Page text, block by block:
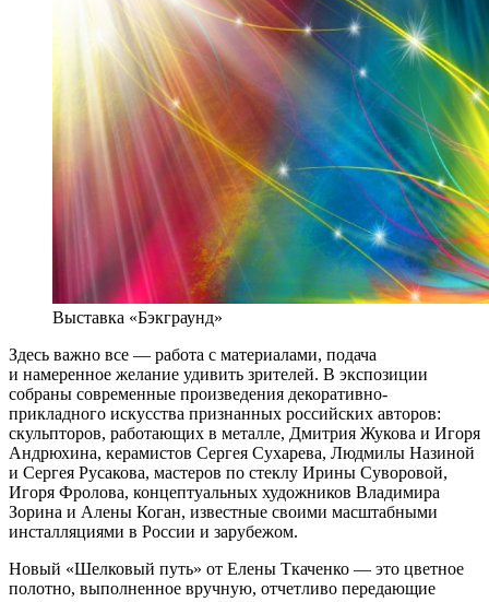
Выставка «Бэкграунд»
Здесь важно все — работа с материалами, подача
и намеренное желание удивить зрителей. В экспозиции
собраны современные произведения декоративно-
прикладного искусства признанных российских авторов:
скульпторов, работающих в металле, Дмитрия Жукова и Игоря
Андрюхина, керамистов Сергея Сухарева, Людмилы Назиной
и Сергея Русакова, мастеров по стеклу Ирины Суворовой,
Игоря Фролова, концептуальных художников Владимира
Зорина и Алены Коган, известные своими масштабными
инсталляциями в России и зарубежом.
Новый «Шелковый путь» от Елены Ткаченко — это цветное
полотно, выполненное вручную, отчетливо передающие